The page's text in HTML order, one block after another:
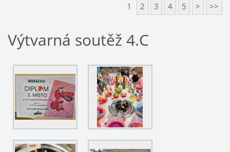
1 2 3 4 5 > >>
Výtvarná soutěž 4.C